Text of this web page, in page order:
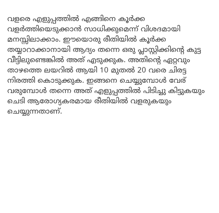
വളരെ എളുപ്പത്തിൽ എങ്ങിനെ കൂർക്ക
വളർത്തിയെടുക്കാൻ സാധിക്കുമെന്ന് വിശദമായി
മനസ്സിലാക്കാം. ഈയൊരു രീതിയിൽ കൂർക്ക
തയ്യാറാക്കാനായി ആദ്യം തന്നെ ഒരു പ്ലാസ്റ്റിക്കിന്റെ കുട്ട
വീട്ടിലുണ്ടെങ്കിൽ അത് എടുക്കുക. അതിന്റെ ഏറ്റവും
താഴത്തെ ലയറിൽ ആയി 10 മുതൽ 20 വരെ ചിരട്ട
നിരത്തി കൊടുക്കുക. ഇങ്ങനെ ചെയ്യുമ്പോൾ വേര്
വരുമ്പോൾ തന്നെ അത് എളുപ്പത്തിൽ പിടിച്ചു കിട്ടുകയും
ചെടി ആരോഗ്യകരമായ രീതിയിൽ വളരുകയും
ചെയ്യുന്നതാണ്.